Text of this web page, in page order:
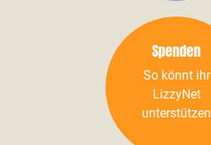
Spenden
So könnt ihr
LizzyNet
unterstützen